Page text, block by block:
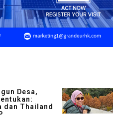
Desa,
dan Thailand